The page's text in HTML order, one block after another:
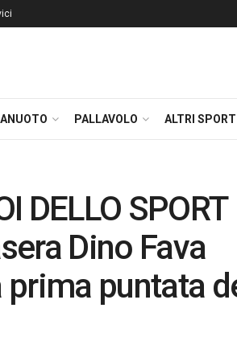
PALLAVOLO ALTRI SPORT
DELLO SPORT
Dino Fava
puntata